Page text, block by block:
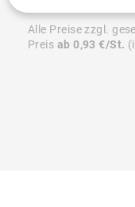
Alle Preise zzgl.
Preis ab 0,93 €/St.